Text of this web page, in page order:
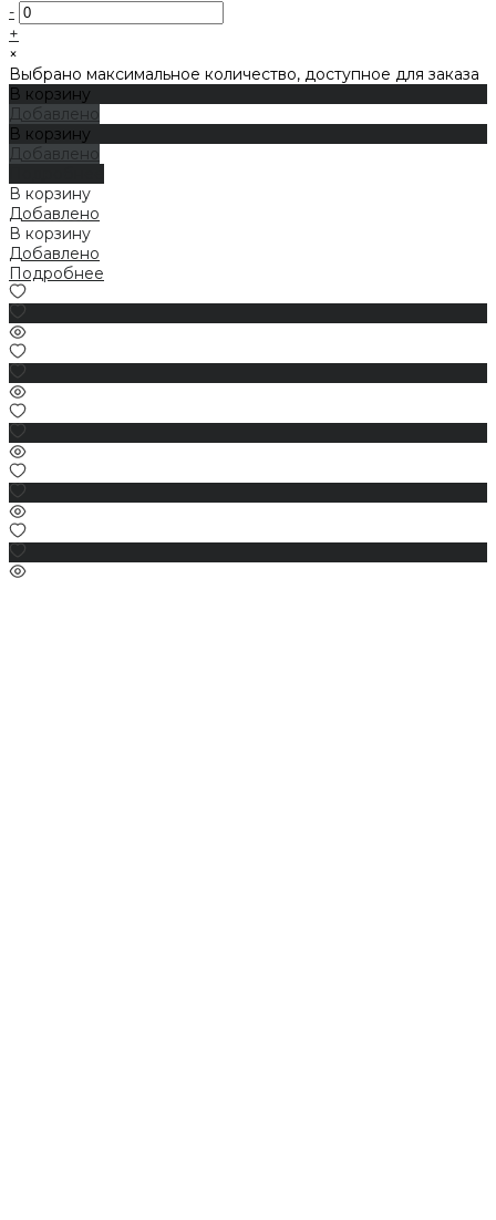
-
+
×
Выбрано максимальное количество, доступное для заказа
В корзину
Добавлено
В корзину
Добавлено
В корзину
Добавлено
В корзину
Добавлено
Подробнее